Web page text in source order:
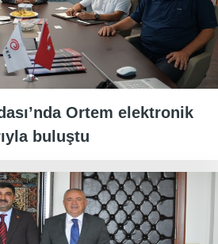
Ortem elektronik
buluştu